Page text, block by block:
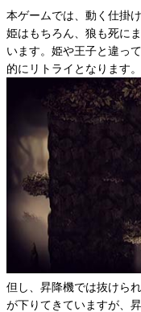
本ゲームでは、動く仕掛
姫はもちろん、狼も死に
います。姫や王子と違っ
的にリトライとなります。
但し、昇降機では抜けら
が下りてきていますが、